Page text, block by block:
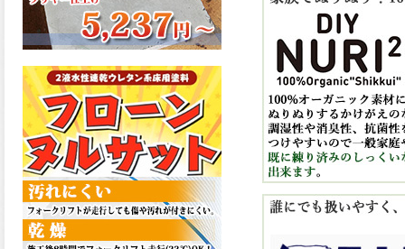
コストを重視しした材料で、
優れた性能と高品質で高度な
防水機能を発揮、フローン12
た。ご購入はこちらから。
2026.06.29
数多くの施工実績を持つ信頼
性の高い塗材 優れた性能と高
品質で高度な防水機能を発
揮、フローン11が新しく販売
開始致しました。ご購入はこ
ちらから。
2026.05.26